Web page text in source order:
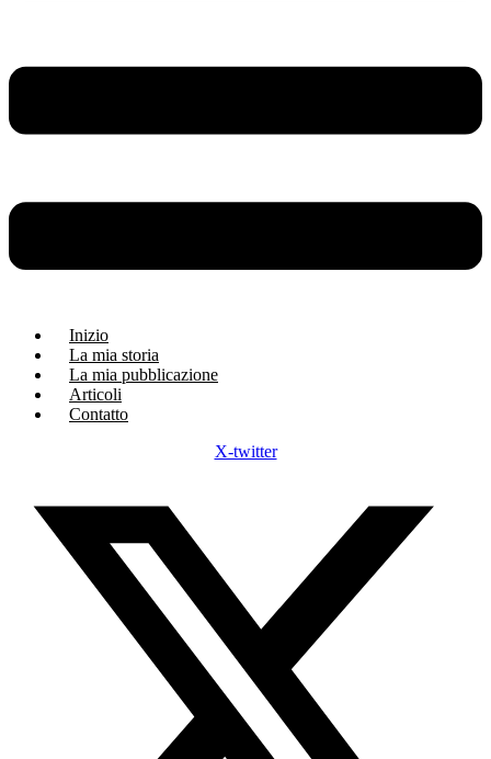
Inizio
La mia storia
La mia pubblicazione
Articoli
Contatto
X-twitter